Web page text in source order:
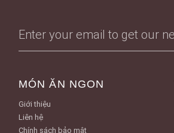
MÓN ĂN NGON
Giới thiệu
Liên hệ
Chính sách bảo mật